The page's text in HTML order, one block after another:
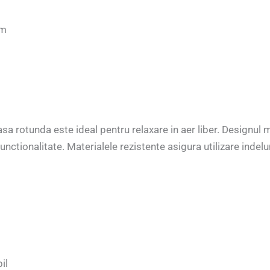
rotunda este ideal pentru relaxare in aer liber. Designul
Materialele rezistente asigura utilizare